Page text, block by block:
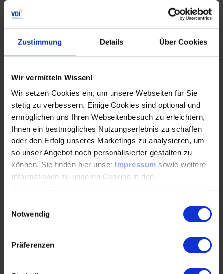
Zustimmung Details Über Cookies
Wir vermitteln Wissen!
Wir setzen Cookies ein, um unsere Webseiten für Sie
stetig zu verbessern. Einige Cookies sind optional und
ermöglichen uns Ihren Webseitenbesuch zu erleichtern,
Ihnen ein bestmögliches Nutzungserlebnis zu schaffen
oder den Erfolg unseres Marketings zu analysieren, um
so unser Angebot noch personalisierter gestalten zu
können. Sie finden hier unser Impressum sowie weitere
Informationen zu unseren Cookies in den
Notwendig
Präferenzen
Praktische Umsetzung
Top Methoden für die Assistenz im Projekt
Checklisten & Co.
Protokolle und Abschlussberichte effizient
führen
Gestaltungsspielräume
Programm-PDF Herunterladen